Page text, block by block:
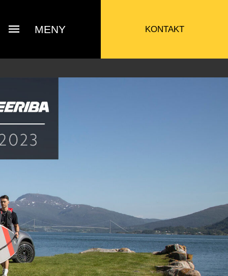
MENY KONTAKT
Jacob Sausjord
Selger
Vis telefon
Vis epost